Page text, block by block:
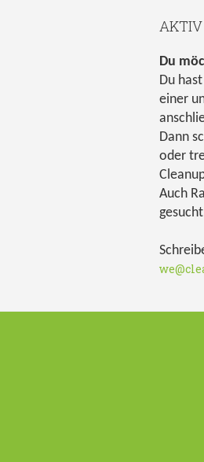
AKTIV
Du
Du
einer
Dann
oder
Auch